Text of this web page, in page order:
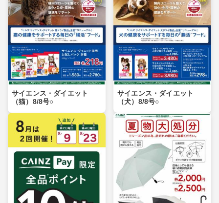
サイエンス・ダイエット
（猫）8/8号○
サイエンス・ダイエット
（犬）8/8号○